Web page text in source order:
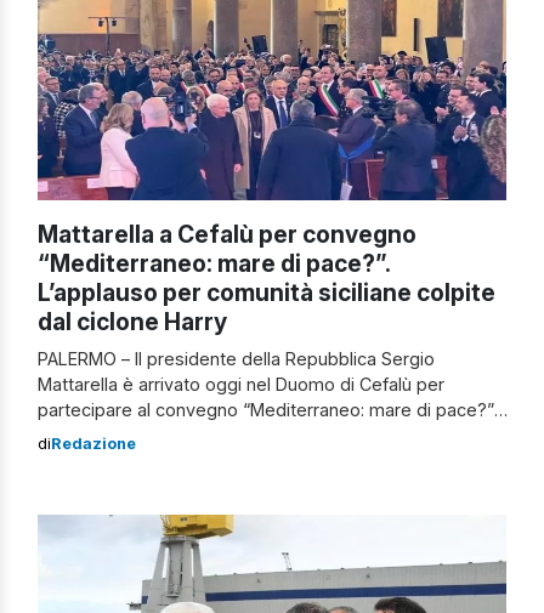
Mattarella a Cefalù per convegno
“Mediterraneo: mare di pace?”.
L’applauso per comunità siciliane colpite
dal ciclone Harry
PALERMO – Il presidente della Repubblica Sergio
Mattarella è arrivato oggi nel Duomo di Cefalù per
partecipare al convegno “Mediterraneo: mare di pace?”,
promosso dalla Fondazione Accademia Via Pulchritudinis
spazio di incontro e dialogo, mettendo a confronto
storia, cristianesimo […]
diRedazione